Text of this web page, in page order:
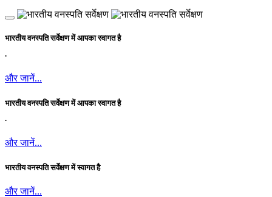
भारतीय वनस्पति सर्वेक्षण में आपका स्वागत है
.
और जानें...
भारतीय वनस्पति सर्वेक्षण में आपका स्वागत है
.
और जानें...
भारतीय वनस्पति सर्वेक्षण में स्वागत है
और जानें...